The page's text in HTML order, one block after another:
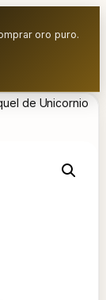
oro puro.
de Unicornio